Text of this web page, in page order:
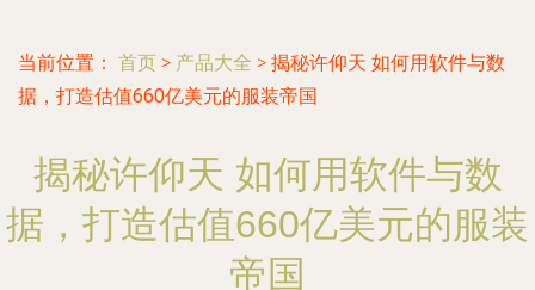
当前位置： 首页 > 产品大全 > 揭秘许仰天 如何用软件与数
据，打造估值660亿美元的服装帝国
揭秘许仰天 如何用软件与数
据，打造估值660亿美元的服装
帝国